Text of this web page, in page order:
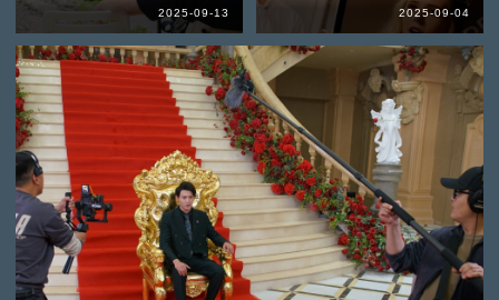
2025-09-13 2025-09-04